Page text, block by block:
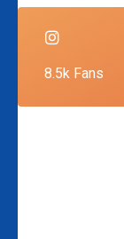
8.5k Fans